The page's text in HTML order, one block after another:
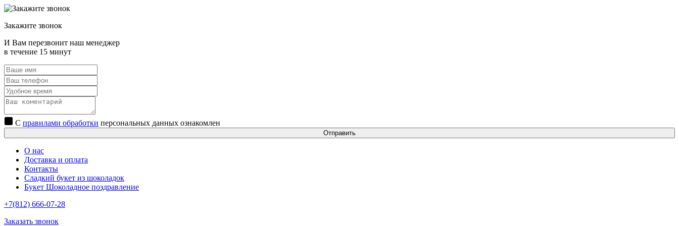
Закажите звонок
И Вам перезвонит наш менеджер
в течение 15 минут
С правилами обработки персональных данных ознакомлен
Отправить
О нас
Доставка и оплата
Контакты
Сладкий букет из шоколадок
Букет Шоколадное поздравление
+7(812) 666-07-28
Заказать звонок